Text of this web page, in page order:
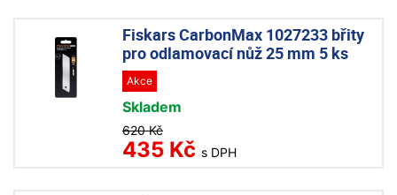
Fiskars CarbonMax 1027233 břity
pro odlamovací nůž 25 mm 5 ks
Akce
Skladem
620 Kč
435 Kč s DPH